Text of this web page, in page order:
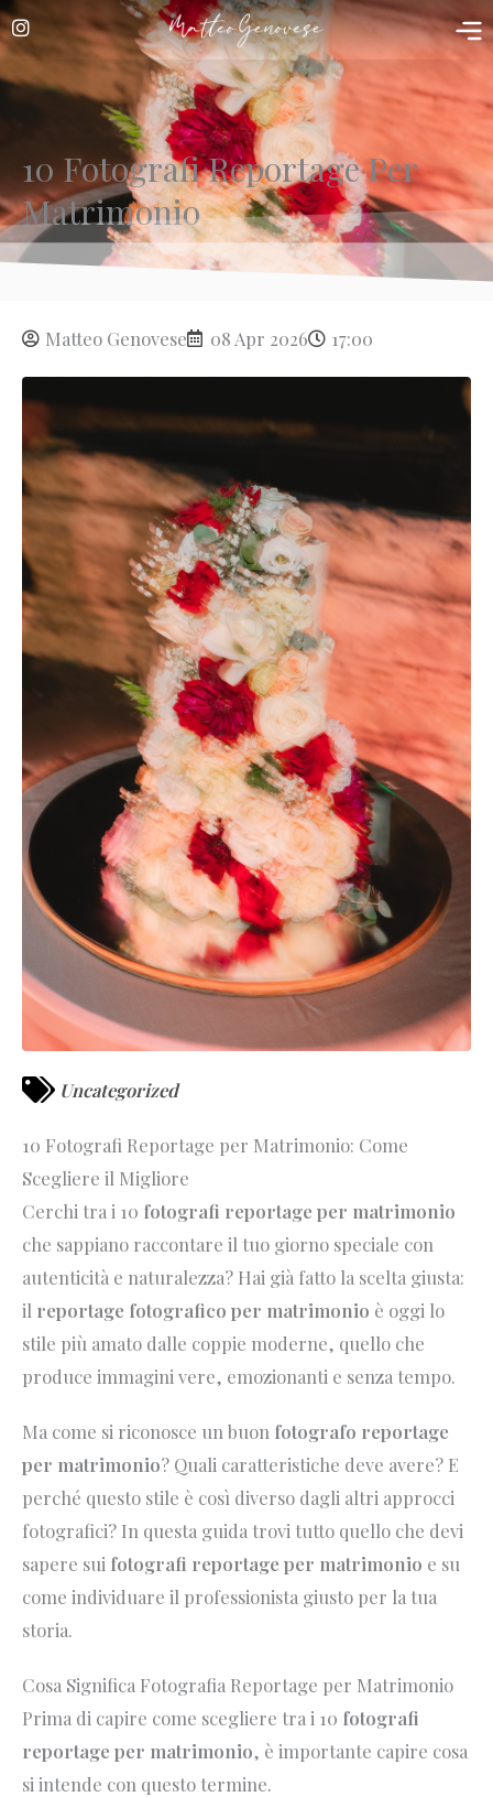
Vai
al
contenuto
10 Fotografi Reportage Per
Matrimonio
Matteo Genovese 08 Apr 2026 17:00
Uncategorized
10 Fotografi Reportage per Matrimonio: Come
Scegliere il Migliore
Cerchi tra i 10 fotografi reportage per matrimonio
che sappiano raccontare il tuo giorno speciale con
autenticità e naturalezza? Hai già fatto la scelta giusta:
il reportage fotografico per matrimonio è oggi lo
stile più amato dalle coppie moderne, quello che
produce immagini vere, emozionanti e senza tempo.
Ma come si riconosce un buon fotografo reportage
per matrimonio? Quali caratteristiche deve avere? E
perché questo stile è così diverso dagli altri approcci
fotografici? In questa guida trovi tutto quello che devi
sapere sui fotografi reportage per matrimonio e su
come individuare il professionista giusto per la tua
storia.
Cosa Significa Fotografia Reportage per Matrimonio
Prima di capire come scegliere tra i 10 fotografi
reportage per matrimonio, è importante capire cosa
si intende con questo termine.